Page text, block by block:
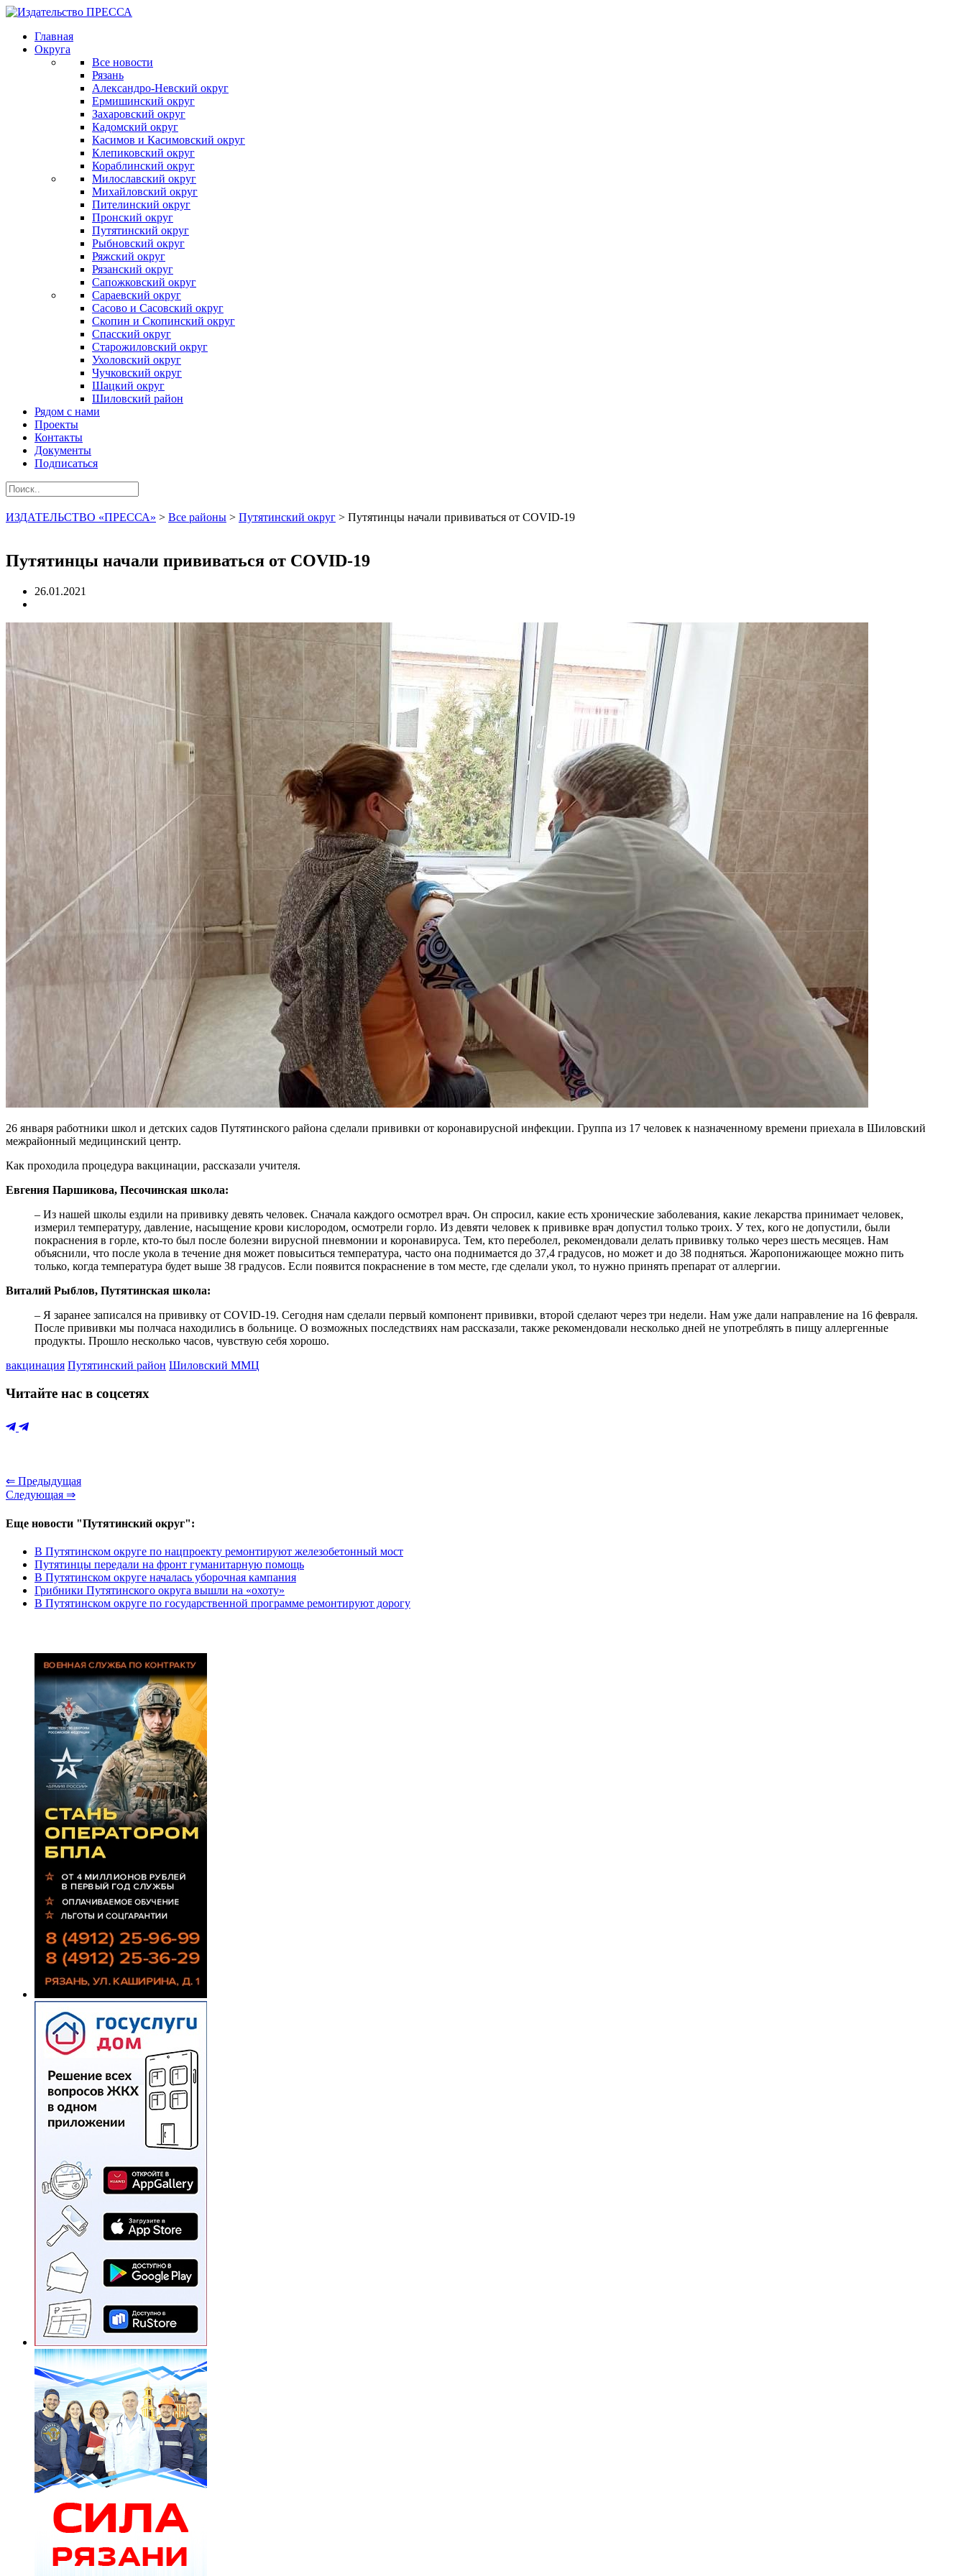
Главная
Округа
Все новости
Рязань
Александро-Невский округ
Ермишинский округ
Захаровский округ
Кадомский округ
Касимов и Касимовский округ
Клепиковский округ
Кораблинский округ
Милославский округ
Михайловский округ
Пителинский округ
Пронский округ
Путятинский округ
Рыбновский округ
Ряжский округ
Рязанский округ
Сапожковский округ
Сараевский округ
Сасово и Сасовский округ
Скопин и Скопинский округ
Спасский округ
Старожиловский округ
Ухоловский округ
Чучковский округ
Шацкий округ
Шиловский район
Рядом с нами
Проекты
Контакты
Документы
Подписаться
ИЗДАТЕЛЬСТВО «ПРЕССА» > Все районы > Путятинский округ > Путятинцы начали прививаться от COVID-19
Путятинцы начали прививаться от COVID-19
26.01.2021
26 января работники школ и детских садов Путятинского района сделали прививки от коронавирусной инфекции. Группа из 17 человек к назначенному времени приехала в Шиловский
межрайонный медицинский центр.
Как проходила процедура вакцинации, рассказали учителя.
Евгения Паршикова, Песочинская школа:
– Из нашей школы ездили на прививку девять человек. Сначала каждого осмотрел врач. Он спросил, какие есть хронические заболевания, какие лекарства принимает человек,
измерил температуру, давление, насыщение крови кислородом, осмотрели горло. Из девяти человек к прививке врач допустил только троих. У тех, кого не допустили, были
покраснения в горле, кто-то был после болезни вирусной пневмонии и коронавируса. Тем, кто переболел, рекомендовали делать прививку только через шесть месяцев. Нам
объяснили, что после укола в течение дня может повыситься температура, часто она поднимается до 37,4 градусов, но может и до 38 подняться. Жаропонижающее можно пить
только, когда температура будет выше 38 градусов. Если появится покраснение в том месте, где сделали укол, то нужно принять препарат от аллергии.
Виталий Рыблов, Путятинская школа:
– Я заранее записался на прививку от COVID-19. Сегодня нам сделали первый компонент прививки, второй сделают через три недели. Нам уже дали направление на 16 февраля.
После прививки мы полчаса находились в больнице. О возможных последствиях нам рассказали, также рекомендовали несколько дней не употреблять в пищу аллергенные
продукты. Прошло несколько часов, чувствую себя хорошо.
вакцинация Путятинский район Шиловский ММЦ
Читайте нас в соцсетях
⇐ Предыдущая
Следующая ⇒
Еще новости "Путятинский округ":
В Путятинском округе по нацпроекту ремонтируют железобетонный мост
Путятинцы передали на фронт гуманитарную помощь
В Путятинском округе началась уборочная кампания
Грибники Путятинского округа вышли на «охоту»
В Путятинском округе по государственной программе ремонтируют дорогу